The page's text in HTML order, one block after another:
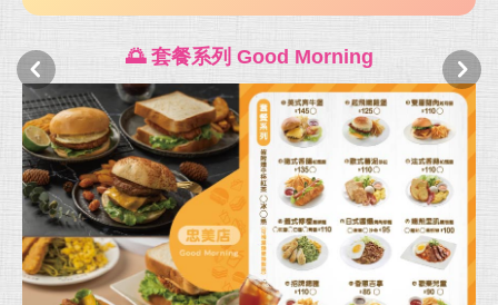
🌅 套餐系列 Good Morning